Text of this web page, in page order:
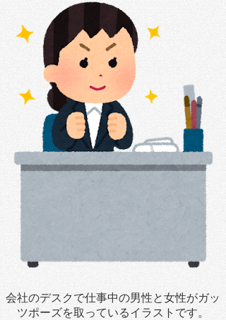
会社のデスクで仕事中の男性と女性がガッ
ツポーズを取っているイラストです。